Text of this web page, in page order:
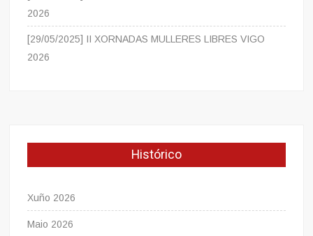
2026
[29/05/2025] II XORNADAS MULLERES LIBRES VIGO
2026
Histórico
Xuño 2026
Maio 2026